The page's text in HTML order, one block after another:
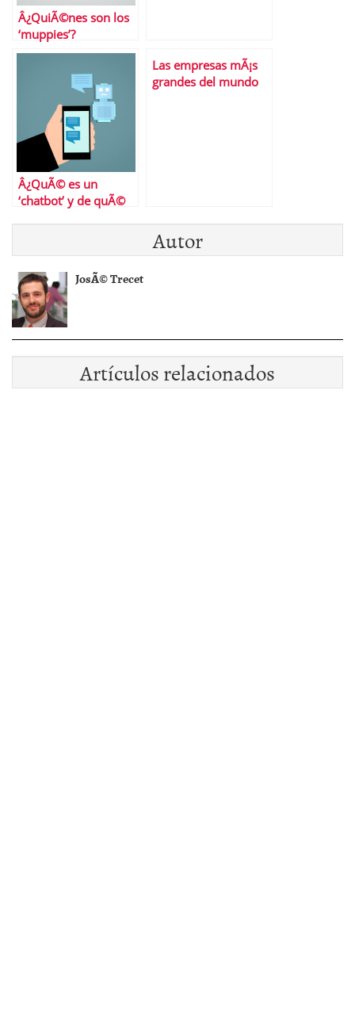
Â¿QuiÃ©nes son los
‘muppies’?
Â¿QuÃ© es un
‘chatbot’ y de quÃ©
Las empresas mÃ¡s
grandes del mundo
Autor
JosÃ© Trecet
Artículos relacionados